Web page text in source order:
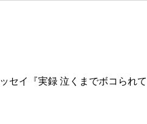
セイ『実録 泣くまでボコられ